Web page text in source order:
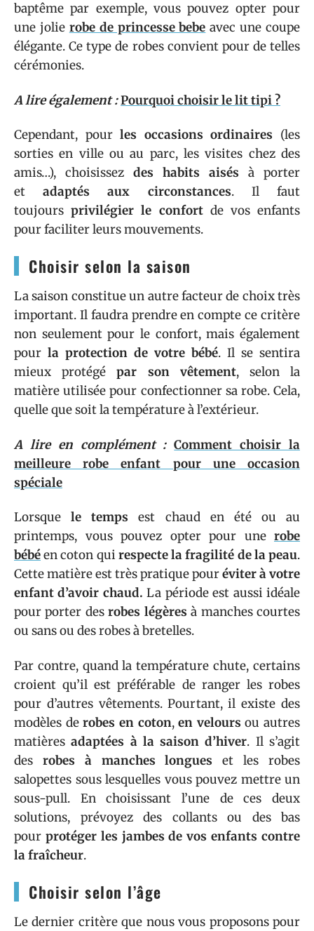
baptême par exemple, vous pouvez opter pour
une jolie robe de princesse bebe avec une coupe
élégante. Ce type de robes convient pour de telles
cérémonies.
A lire également :Pourquoi choisir le lit tipi ?
Cependant, pourles occasions ordinaires (les
sorties en ville ou au parc, les visites chez des
amis…), choisissez des habits aisés à porter
etadaptés aux circonstances. Il faut
toujoursprivilégier le confortde vos enfants
pour faciliter leurs mouvements.
Choisir selon la saison
La saison constitue un autre facteur de choix très
important. Il faudra prendre en compte ce critère
non seulement pour le confort, mais également
pour la protection de votre bébé. Il se sentira
mieux protégépar son vêtement, selon la
matière utilisée pour confectionner sa robe. Cela,
quelle que soit la température à l’extérieur.
A lire en complément : Comment choisir la
meilleure robe enfant pour une occasion
spéciale
Lorsquele temps est chaud en été ou au
printemps, vous pouvez opter pour une robe
bébéen coton qui respecte la fragilité de la peau.
Cette matière est très pratique pouréviter à votre
enfant d’avoir chaud. La période est aussi idéale
pour porter desrobes légères à manches courtes
ou sans ou des robes à bretelles.
Par contre, quand la température chute, certains
croient qu’il est préférable de ranger les robes
pour d’autres vêtements. Pourtant, il existe des
modèles derobes en coton,en velours ou autres
matièresadaptées à la saison d’hiver. Il s’agit
des robes à manches longues et les robes
salopettes sous lesquelles vous pouvez mettre un
sous-pull. En choisissant l’une de ces deux
solutions, prévoyez des collants ou des bas
pour protéger les jambes de vos enfants contre
la fraîcheur.
Choisir selon l’âge
Le dernier critère que nous vous proposons pour